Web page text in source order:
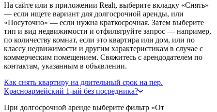
На сайте или в приложении Realt, выберите вкладку «Снять»
— если ищете вариант для долгосрочной аренды, или
«Посуточно» — если нужна краткосрочная. Затем выберите
тип и вид недвижимости и отфильтруйте запрос — например,
по количеству комнат, если это квартира или дом, или по
классу недвижимости и другим характеристикам в случае с
коммерческим помещением. Свяжитесь с арендодателем по
контактам, указанным в объявлении.
Как снять квартиру на длительный срок на пер.
Красноармейский 1-ый без посредника?
При долгосрочной аренде выберите фильтр «От